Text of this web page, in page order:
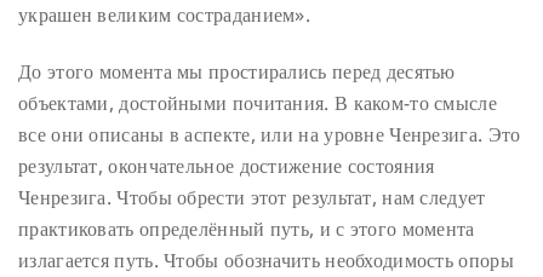
украшен великим состраданием».
До этого момента мы простирались перед десятью
объектами, достойными почитания. В каком-то смысле
все они описаны в аспекте, или на уровне Ченрезига. Это
результат, окончательное достижение состояния
Ченрезига. Чтобы обрести этот результат, нам следует
практиковать определённый путь, и с этого момента
излагается путь. Чтобы обозначить необходимость опоры